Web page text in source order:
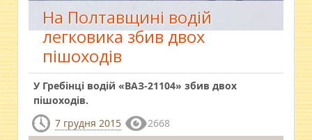
На Полтавщині водій
легковика збив двох
пішоходів
У Гребінці водій «ВАЗ-21104» збив двох
пішоходів.
7 грудня 2015
2668